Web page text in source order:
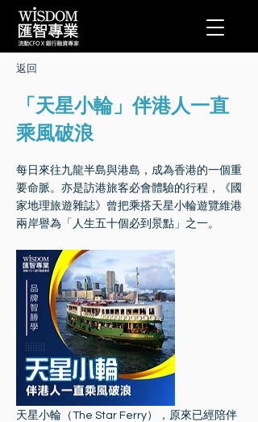
返回
「天星小輪」伴港人一直
乘風破浪
每日來往九龍半島與港島，成為香港的一個重
要命脈。亦是訪港旅客必會體驗的行程，《國
家地理旅遊雜誌》曾把乘搭天星小輪遊覽維港
兩岸譽為「人生五十個必到景點」之一。
天星小輪（The Star Ferry），原來已經陪伴